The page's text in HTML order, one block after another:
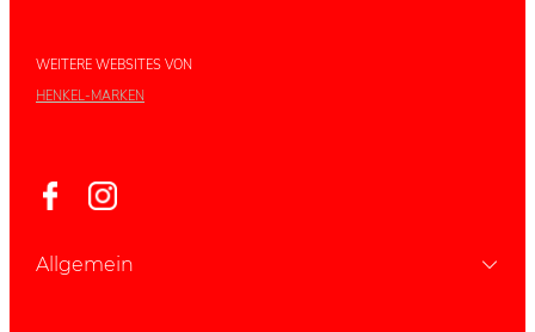
WEITERE WEBSITES VON
HENKEL-MARKEN
Allgemein